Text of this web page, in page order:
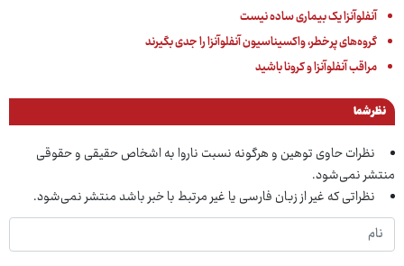
آنفلوآنزا یک بیماری ساده نیست
گروه‌های پرخطر، واکسیناسیون آنفلوآنزا را جدی بگیرند
مراقب آنفلوآنزا و کرونا باشید
نظر شما
نظرات حاوی توهین و هرگونه نسبت ناروا به اشخاص حقیقی و حقوقی
منتشر نمی‌شود.
نظراتی که غیر از زبان فارسی یا غیر مرتبط با خبر باشد منتشر نمی‌شود.